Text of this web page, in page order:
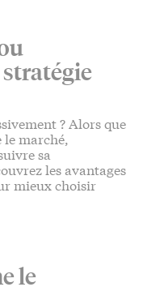
? Alors que
le marché,
sa
les avantages
mieux choisir
le